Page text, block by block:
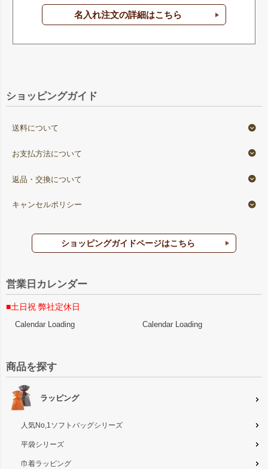
名入れ注文の詳細はこちら
ショッピングガイド
送料について
お支払方法について
返品・交換について
キャンセルポリシー
ショッピングガイドページはこちら
営業日カレンダー
■土日祝 弊社定休日
Calendar Loading Calendar Loading
商品を探す
ラッピング
人気No,1ソフトバッグシリーズ
平袋シリーズ
巾着ラッピング